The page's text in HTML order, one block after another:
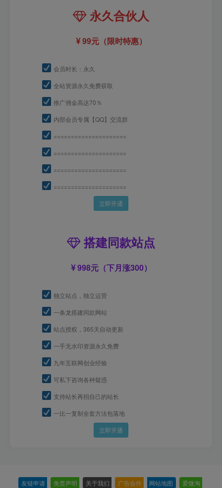
永久合伙人
99元（限时特惠）
会员时长：永久
全站资源永久免费获取
推广佣金高达70％
内部会员专属【QQ】交流群
=====================
=====================
=====================
=====================
立即开通
搭建同款站点
998元（下月涨300）
独立站点，独立运营
一条龙搭建同款网站
站点授权，365天自动更新
一手无水印资源永久免费
九年互联网创业经验
可私下咨询各种疑惑
支持站长再招自己的站长
一比一复制全套方法包落地
立即开通
友链申请 免责声明 关于我们 广告合作 网站地图 爱微淘